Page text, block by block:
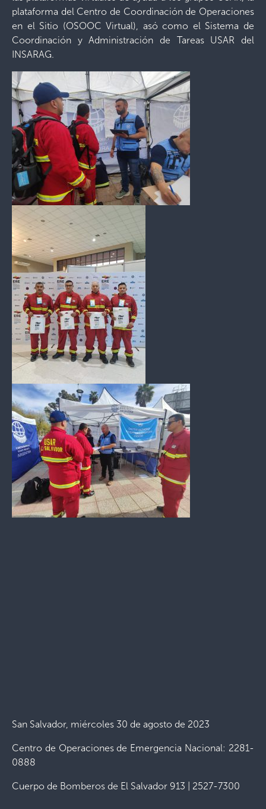
plataforma del Centro de Coordinación de Operaciones
en el Sitio (OSOOC Virtual), asó como el Sistema de
Coordinación y Administración de Tareas USAR del
INSARAG.
San Salvador, miércoles 30 de agosto de 2023
Centro de Operaciones de Emergencia Nacional: 2281-
0888
Cuerpo de Bomberos de El Salvador 913 | 2527-7300